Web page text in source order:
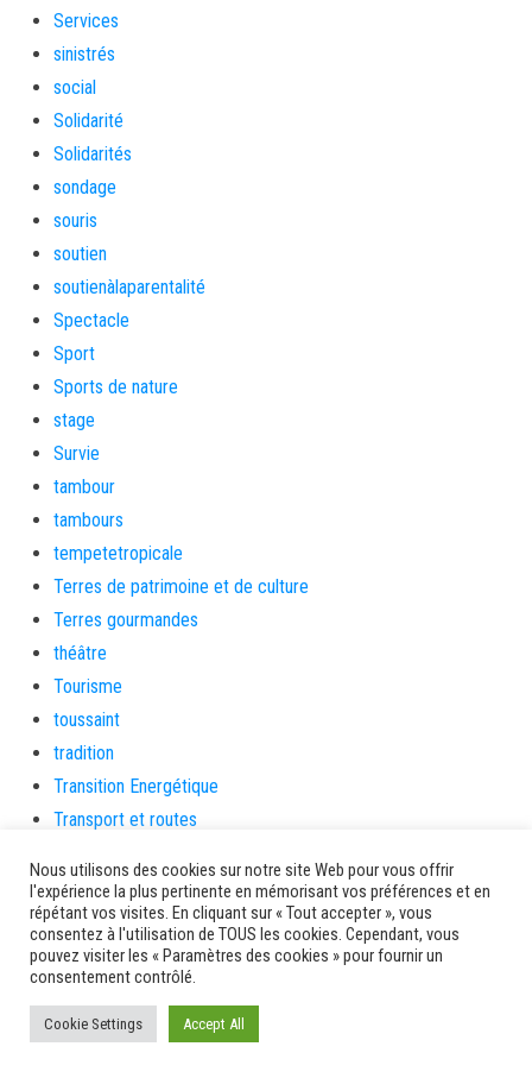
Services
sinistrés
social
Solidarité
Solidarités
sondage
souris
soutien
soutienàlaparentalité
Spectacle
Sport
Sports de nature
stage
Survie
tambour
tambours
tempetetropicale
Terres de patrimoine et de culture
Terres gourmandes
théâtre
Tourisme
toussaint
tradition
Transition Energétique
Transport et routes
Travaux
Travaux THD
travaux utiles
TSUNAMI
TZCLD
Nous utilisons des cookies sur notre site Web pour vous offrir
l'expérience la plus pertinente en mémorisant vos préférences et en
répétant vos visites. En cliquant sur « Tout accepter », vous
consentez à l'utilisation de TOUS les cookies. Cependant, vous
pouvez visiter les « Paramètres des cookies » pour fournir un
consentement contrôlé.
Cookie Settings Accept All